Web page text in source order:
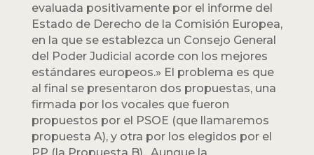
evaluada positivamente por el informe del
Estado de Derecho de la Comisión Europea,
en la que se establezca un Consejo General
del Poder Judicial acorde con los mejores
estándares europeos.» El problema es que
al final se presentaron dos propuestas, una
firmada por los vocales que fueron
propuestos por el PSOE (que llamaremos
propuesta A), y otra por los elegidos por el